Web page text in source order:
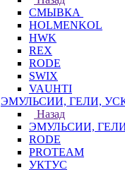
СМЫВКА
HOLMENKOL
HWK
REX
RODE
SWIX
VAUHTI
ЭМУЛЬСИИ, ГЕЛИ,
Назад
ЭМУЛЬСИИ,
RODE
PROTEAM
УКТУС